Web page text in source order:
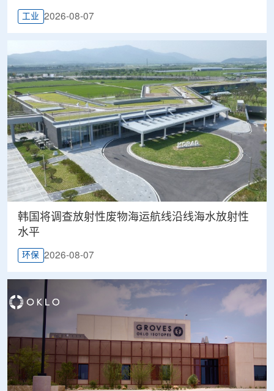
工业 2026-08-07
韩国将调查放射性废物海运航线沿线海水放射性
水平
环保 2026-08-07